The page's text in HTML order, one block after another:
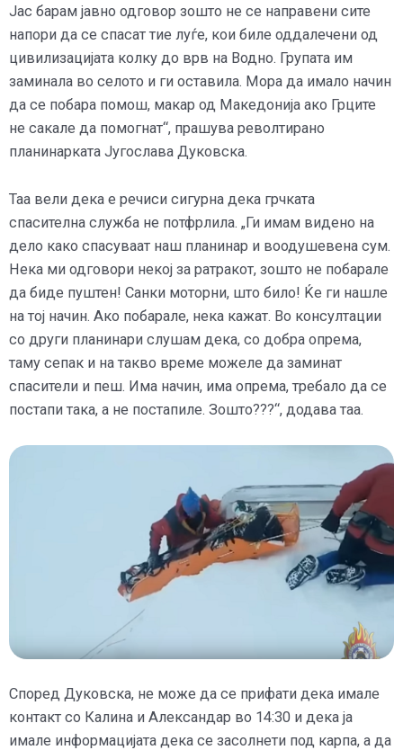
Јас барам јавно одговор зошто не се направени сите
напори да се спасат тие луѓе, кои биле оддалечени од
цивилизацијата колку до врв на Водно. Групата им
заминала во селото и ги оставила. Мора да имало начин
да се побара помош, макар од Македонија ако Грците
не сакале да помогнат“, прашува револтирано
планинарката Југослава Дуковска.
Таа вели дека е речиси сигурна дека грчката
спасителна служба не потфрлила. „Ги имам видено на
дело како спасуваат наш планинар и воодушевена сум.
Нека ми одговори некој за ратракот, зошто не побарале
да биде пуштен! Санки моторни, што било! Ќе ги нашле
на тој начин. Ако побарале, нека кажат. Во консултации
со други планинари слушам дека, со добра опрема,
таму сепак и на такво време можеле да заминат
спасители и пеш. Има начин, има опрема, требало да се
постапи така, а не постапиле. Зошто???“, додава таа.
Според Дуковска, не може да се прифати дека имале
контакт со Калина и Александар во 14:30 и дека ја
имале информацијата дека се засолнети под карпа, а да